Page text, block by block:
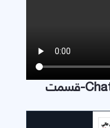
ارائه دکتر ابراهیم بدخشان-ChatGPT-قسمت